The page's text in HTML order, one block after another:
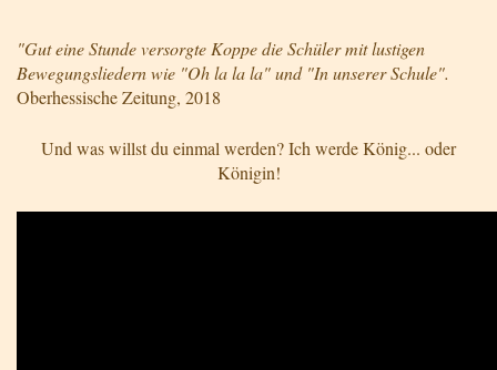
"Gut eine Stunde versorgte Koppe die Schüler mit lustigen
Bewegungsliedern wie "Oh la la la" und "In unserer Schule".
Oberhessische Zeitung, 2018
Und was willst du einmal werden? Ich werde König... oder
Königin!